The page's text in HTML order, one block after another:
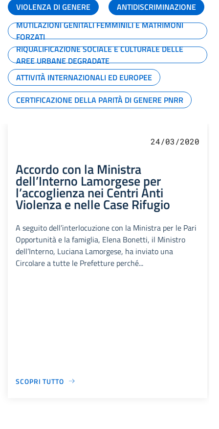
VIOLENZA DI GENERE
ANTIDISCRIMINAZIONE
MUTILAZIONI GENITALI FEMMINILI E MATRIMONI
FORZATI
RIQUALIFICAZIONE SOCIALE E CULTURALE DELLE
AREE URBANE DEGRADATE
ATTIVITÀ INTERNAZIONALI ED EUROPEE
CERTIFICAZIONE DELLA PARITÀ DI GENERE PNRR
24/03/2020
Accordo con la Ministra
dell’Interno Lamorgese per
l’accoglienza nei Centri Anti
Violenza e nelle Case Rifugio
A seguito dell’interlocuzione con la Ministra per le Pari
Opportunità e la famiglia, Elena Bonetti, il Ministro
dell’Interno, Luciana Lamorgese, ha inviato una
Circolare a tutte le Prefetture perché...
SCOPRI TUTTO